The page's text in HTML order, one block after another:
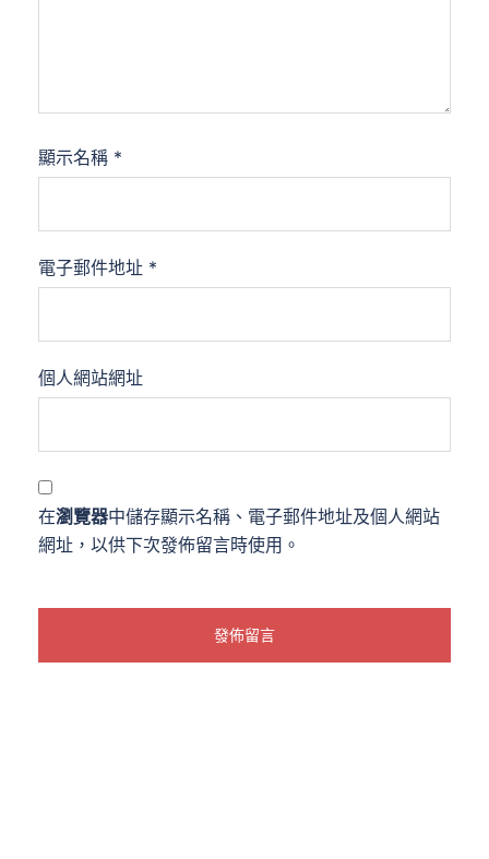
顯示名稱 *
電子郵件地址 *
個人網站網址
在瀏覽器中儲存顯示名稱、電子郵件地址及個人網站
網址，以供下次發佈留言時使用。